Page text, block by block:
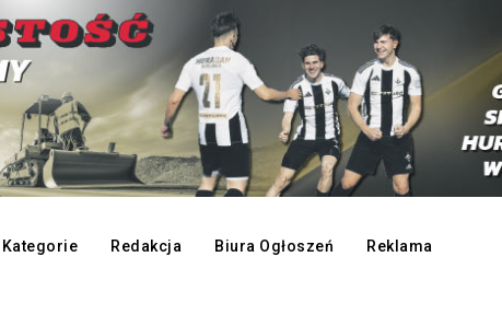
Kategorie Redakcja Biura Ogłoszeń Reklama